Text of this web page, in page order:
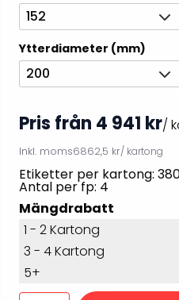
152
Ytterdiameter (mm)
200
Pris från 4 941 kr/
Inkl. moms6862,5 kr/ kartong
Etiketter per kartong:
Antal per fp: 4
Mängdrabatt
1 - 2 Kartong
3 - 4 Kartong
5+